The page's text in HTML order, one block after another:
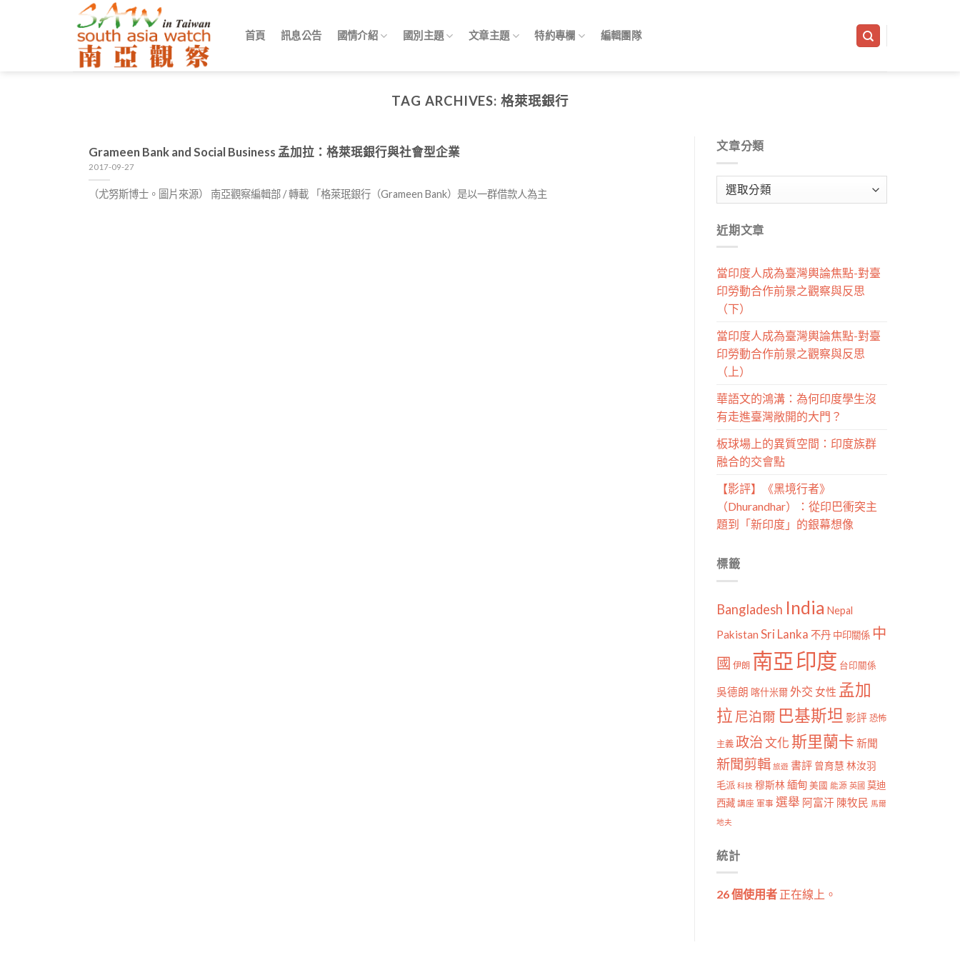
首頁 訊息公告 國情介紹 國別主題 文章主題 特約專欄 編輯團隊
TAG ARCHIVES:格萊珉銀行
Grameen Bank and Social Business 孟加拉：格萊珉銀行與社會型企業
2017-09-27
（尤努斯博士。圖片來源） 南亞觀察編輯部 / 轉載 「格萊珉銀行（Grameen Bank）是以一群借款人為主
文章分類
類
近期文章
當印度人成為臺灣輿論焦點-對臺
印勞動合作前景之觀察與反思
（下）
當印度人成為臺灣輿論焦點-對臺
印勞動合作前景之觀察與反思
（上）
華語文的鴻溝：為何印度學生沒
有走進臺灣敞開的大門？
板球場上的異質空間：印度族群
融合的交會點
【影評】《黑境行者》
（Dhurandhar）：從印巴衝突主
題到「新印度」的銀幕想像
標籤
Bangladesh India Nepal
Pakistan Sri Lanka 不丹 中印關係 中
國 伊朗 南亞印度 台印關係
吳德朗 喀什米爾外交 女性 孟加
拉 尼泊爾 巴基斯坦 影評 恐怖
主義 政治文化斯里蘭卡 新聞
新聞剪輯 旅遊 書評 曾育慧 林汝羽
毛派 科技 穆斯林 緬甸 美國 能源 英國 莫迪
西藏 講座 軍事 選舉 阿富汗 陳牧民 馬爾
地夫
統計
26 個使用者 正在線上。